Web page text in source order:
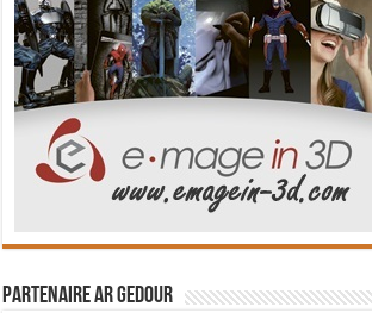
Partenaire Ar Gedour